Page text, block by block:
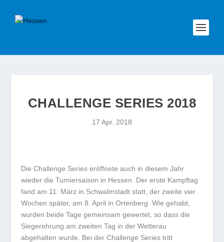
CHALLENGE SERIES 2018
17 Apr. 2018
Die Challenge Series eröffnete auch in diesem Jahr
wieder die Turniersaison in Hessen. Der erste Kampftag
fand am 11. März in Schwalmstadt statt, der zweite vier
Wochen später, am 8. April in Ortenberg. Wie gehabt,
wurden beide Tage gemeinsam gewertet, so dass die
Siegerehrung am zweiten Tag in der Wetterau
abgehalten wurde. Bei der Challenge Series tritt